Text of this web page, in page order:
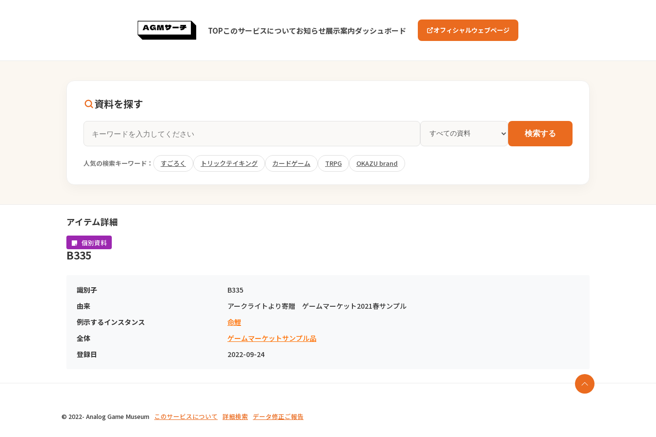
TOPこのサービスについてお知らせ展示案内ダッシュボード オフィシャルウェブページ
資料を探す
検索する
人気の検索キーワード： すごろく トリックテイキング カードゲーム TRPG OKAZU brand
アイテム詳細
個別資料
B335
識別子
B335
由来
アークライトより寄贈 ゲームマーケット2021春サンプル
例示するインスタンス
命鯉
全体
ゲームマーケットサンプル品
登録日
2022-09-24
© 2022- Analog Game Museum このサービスについて 詳細検索 データ修正ご報告